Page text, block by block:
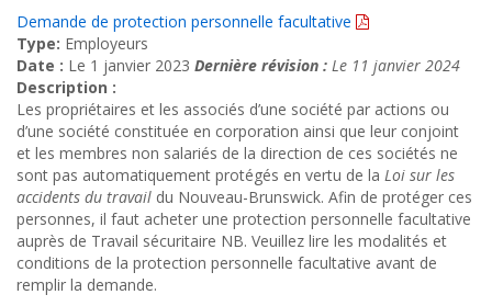
Demande de protection personnelle facultative
Type: Employeurs
Date : Le 1 janvier 2023 Dernière révision : Le 11 janvier 2024
Description :
Les propriétaires et les associés d’une société par actions ou
d’une société constituée en corporation ainsi que leur conjoint
et les membres non salariés de la direction de ces sociétés ne
sont pas automatiquement protégés en vertu de la Loi sur les
accidents du travail du Nouveau-Brunswick. Afin de protéger ces
personnes, il faut acheter une protection personnelle facultative
auprès de Travail sécuritaire NB. Veuillez lire les modalités et
conditions de la protection personnelle facultative avant de
remplir la demande.